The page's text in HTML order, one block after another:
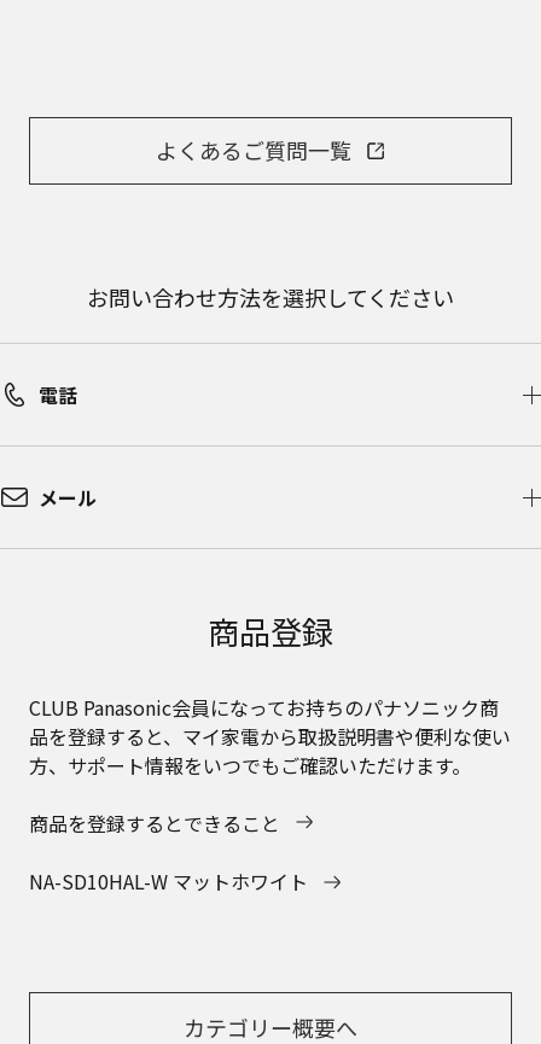
よくあるご質問一覧
お問い合わせ方法を選択してください
電話
メール
商品登録
CLUB Panasonic会員になってお持ちのパナソニック商
品を登録すると、マイ家電から取扱説明書や便利な使い
方、サポート情報をいつでもご確認いただけます。
商品を登録するとできること
NA-SD10HAL-W マットホワイト
カテゴリー概要へ